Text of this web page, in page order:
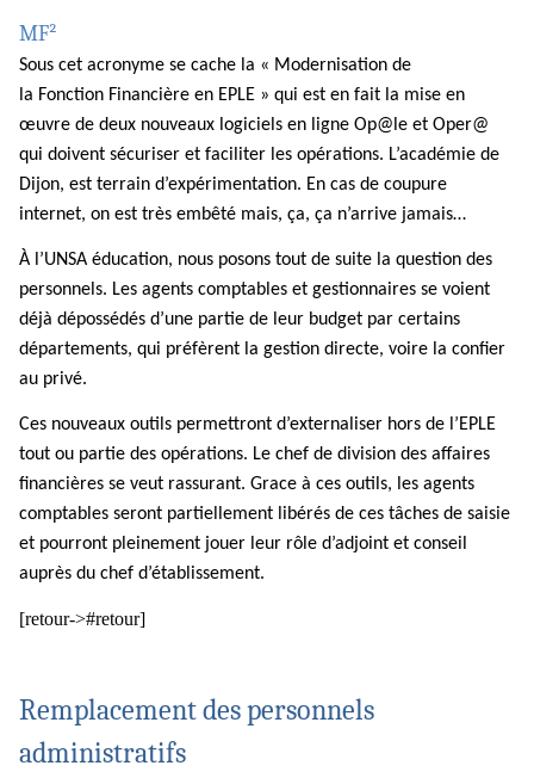
MF²
Sous cet acronyme se cache la « Modernisation de
la Fonction Financière en EPLE » qui est en fait la mise en
œuvre de deux nouveaux logiciels en ligne Op@le et Oper@
qui doivent sécuriser et faciliter les opérations. L’académie de
Dijon, est terrain d’expérimentation. En cas de coupure
internet, on est très embêté mais, ça, ça n’arrive jamais…
À l’UNSA éducation, nous posons tout de suite la question des
personnels. Les agents comptables et gestionnaires se voient
déjà dépossédés d’une partie de leur budget par certains
départements, qui préfèrent la gestion directe, voire la confier
au privé.
Ces nouveaux outils permettront d’externaliser hors de l’EPLE
tout ou partie des opérations. Le chef de division des affaires
financières se veut rassurant. Grace à ces outils, les agents
comptables seront partiellement libérés de ces tâches de saisie
et pourront pleinement jouer leur rôle d’adjoint et conseil
auprès du chef d’établissement.
[retour->#retour]
Remplacement des personnels
administratifs